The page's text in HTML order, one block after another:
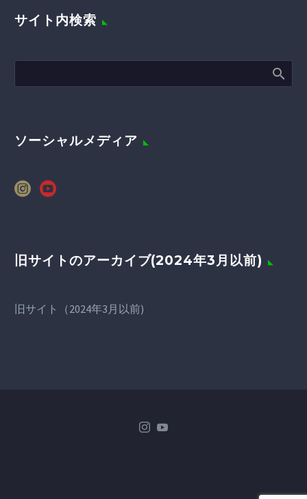
サイト内検索
ソーシャルメディア
旧サイトのアーカイブ(2024年3月以前)
旧サイト（2024年3月以前)